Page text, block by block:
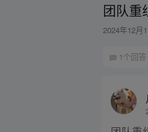
团队重
2024年12月
1个回答